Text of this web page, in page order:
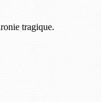
tragique.